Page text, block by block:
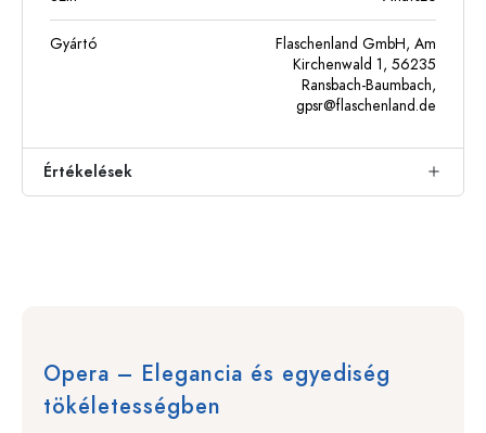
Gyártó
Flaschenland GmbH, Am
Kirchenwald 1, 56235
Ransbach-Baumbach,
gpsr@flaschenland.de
Értékelések
Opera – Elegancia és egyediség
tökéletességben